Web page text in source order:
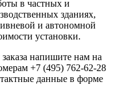
в частных и
зданиях,
и автономной
установки.
напишите нам на
+7 (495) 762-62-28
данные в форме